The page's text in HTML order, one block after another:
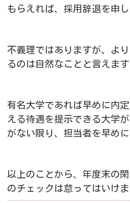
もらえれば、採用辞退を申
不義理ではありますが、よ
るのは自然なことと言えます
有名大学であれば早めに内
える待遇を提示できる大学
がない限り、担当者を早め
以上のことから、年度末の
のチェックは怠ってはいけま